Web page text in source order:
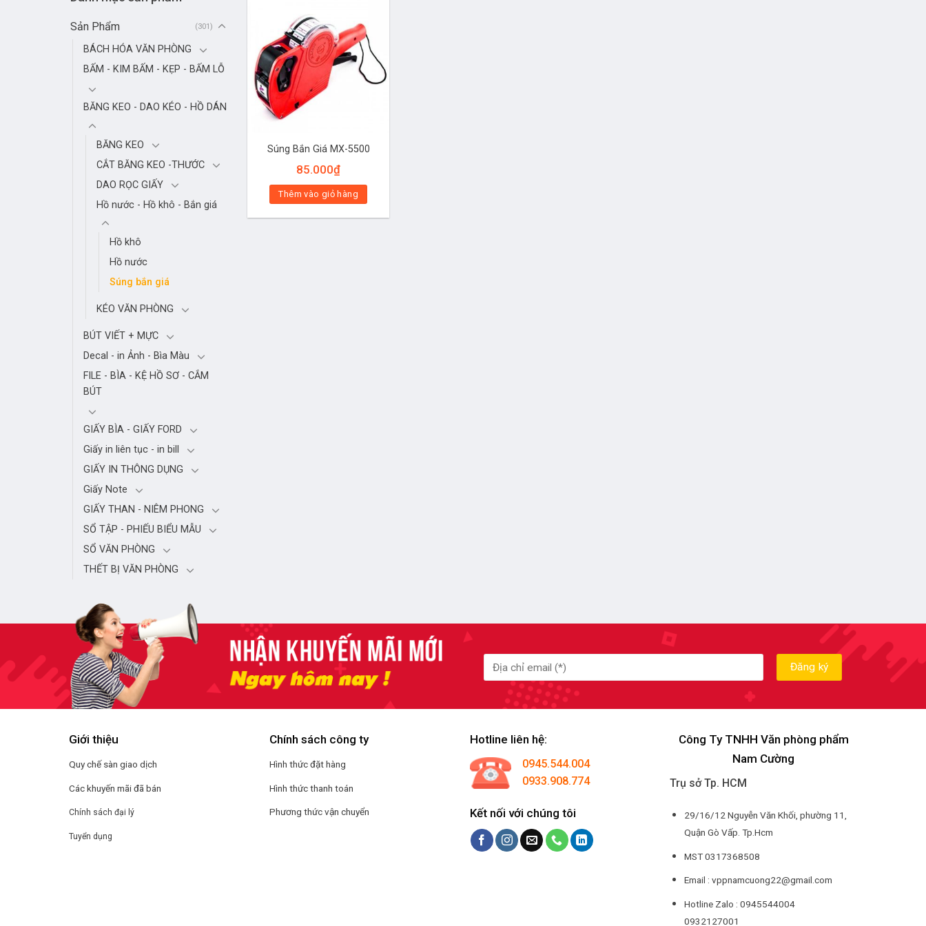
Sản Phẩm (301)
BÁCH HÓA VĂN PHÒNG
BẤM - KIM BẤM - KẸP - BẤM LỖ
BĂNG KEO - DAO KÉO - HỒ DÁN
BĂNG KEO
CẮT BĂNG KEO -THƯỚC
DAO RỌC GIẤY
Hồ nước - Hồ khô - Bắn giá
Hồ khô
Hồ nước
Súng bắn giá
KÉO VĂN PHÒNG
BÚT VIẾT + MỰC
Decal - in Ảnh - Bìa Màu
FILE - BÌA - KỆ HỒ SƠ - CẮM
BÚT
GIẤY BÌA - GIẤY FORD
Giấy in liên tục - in bill
GIẤY IN THÔNG DỤNG
Giấy Note
GIẤY THAN - NIÊM PHONG
SỔ TẬP - PHIẾU BIỂU MẪU
SỔ VĂN PHÒNG
THẾT BỊ VĂN PHÒNG
Súng Bắn Giá MX-5500
85.000₫
Thêm vào giỏ hàng
Giới thiệu
Quy chế sàn giao dịch
Các khuyến mãi đã bán
Chính sách đại lý
Tuyển dụng
Chính sách công ty
Hình thức đặt hàng
Hình thức thanh toán
Phương thức vận chuyển
Hotline liên hệ:
0945.544.004
0933.908.774
Kết nối với chúng tôi
Công Ty TNHH Văn phòng phẩm
Nam Cường
Trụ sở Tp. HCM
29/16/12 Nguyễn Văn Khối, phường 11,
Quận Gò Vấp. Tp.Hcm
MST 0317368508
Email : vppnamcuong22@gmail.com
Hotline Zalo : 0945544004
0932127001